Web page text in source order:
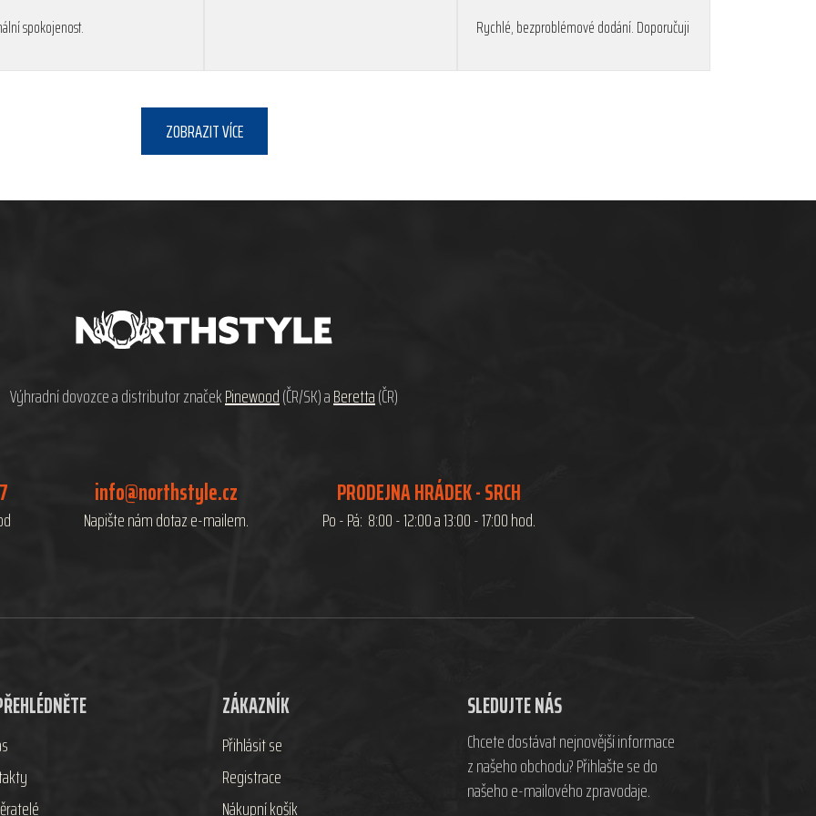
spokojenost. Rychlé, bezproblémové dodání. Doporučuji
ZOBRAZIT VÍCE
Výhradní dovozce a distributor značekPinewood(ČR/SK) aBeretta(ČR)
info@northstyle.cz
Napište nám dotaz e-mailem.
PRODEJNA HRÁDEK - SRCH
Po - Pá: 8:00 - 12:00 a 13:00 - 17:00 hod.
ZÁKAZNÍK
Přihlásit se
Registrace
Nákupní košík
SLEDUJTE NÁS
Chcete dostávat nejnovější informace
z našeho obchodu? Přihlašte se do
našeho e-mailového zpravodaje.